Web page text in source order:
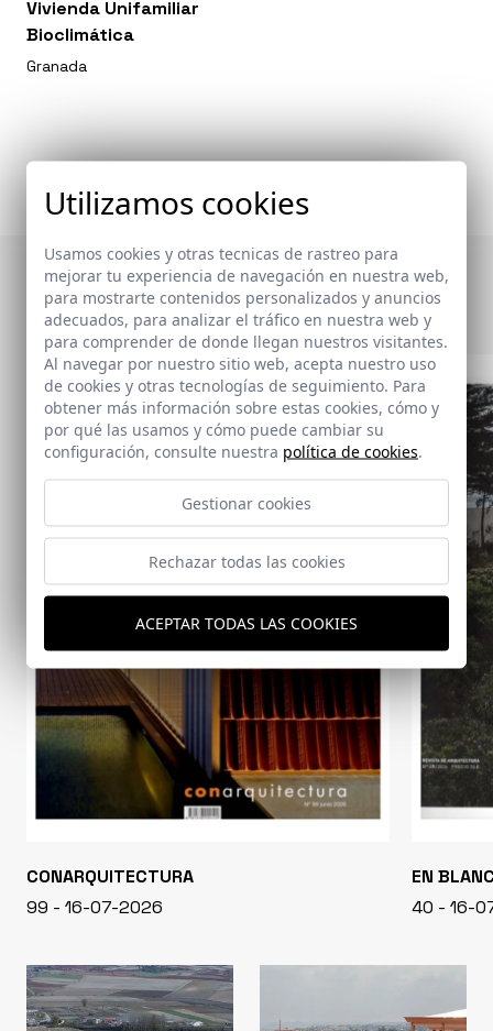
Vivienda Unifamiliar
Bioclimática
Granada
Otras publicaciones
CONARQUITECTURA
99 - 16-07-2026
EN
40 - 16-
Utilizamos cookies
Usamos cookies y otras tecnicas de rastreo para
mejorar tu experiencia de navegación en nuestra web,
para mostrarte contenidos personalizados y anuncios
adecuados, para analizar el tráfico en nuestra web y
para comprender de donde llegan nuestros visitantes.
Al navegar por nuestro sitio web, acepta nuestro uso
de cookies y otras tecnologías de seguimiento. Para
obtener más información sobre estas cookies, cómo y
por qué las usamos y cómo puede cambiar su
configuración, consulte nuestra política de cookies.
Gestionar cookies
Rechazar todas las cookies
ACEPTAR TODAS LAS COOKIES